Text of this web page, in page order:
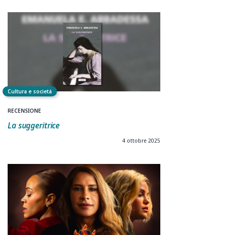
Cultura e società
RECENSIONE
La suggeritrice
4 ottobre 2025